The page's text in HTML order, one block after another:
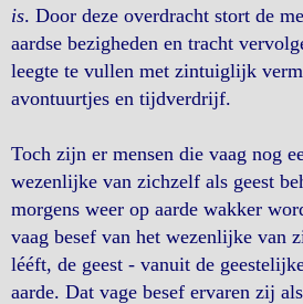
is. Door deze overdracht stort de
aardse bezigheden en tracht
leegte te vullen met zintuiglijk
avontuurtjes en tijdverdrijf.
Toch zijn er mensen die vaag nog
wezenlijke van zichzelf als geest
morgens weer op aarde wakker
vaag besef van het wezenlijke van
lééft, de geest - vanuit de
aarde. Dat vage besef ervaren zij